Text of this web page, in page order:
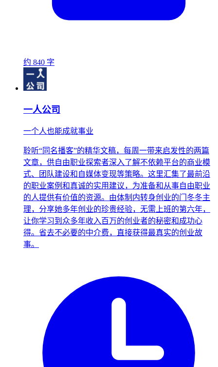
约 840 字
一人公司
一个人也能成就事业
聆听“同名播客”的精华文稿，每周一带来启发性的两篇
文章，供自由职业探索者深入了解不依赖平台的商业模
式、团队建设和自媒体变现等策略。这里汇集了最前沿
的职业案例和真诚的实用建议，为准备和从事自由职业
的人提供有价值的资源。由体制内转身创业的门冬冬主
理，分享她多年创业的珍贵经验，无需上班的第六年，
让你学习到众多年收入百万的创业者的秘密和成功心
得。省去不必要的中介费，直接获得最真实的创业故
事。